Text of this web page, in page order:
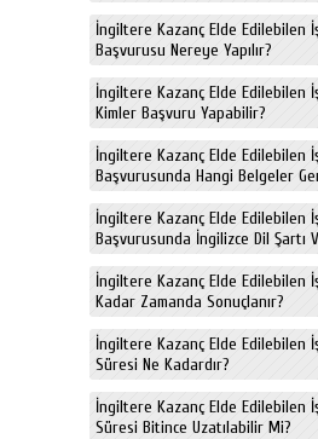
İngiltere Kazanç Elde Edilebilen
Başvurusu Nereye Yapılır?
İngiltere Kazanç Elde Edilebilen
Kimler Başvuru Yapabilir?
İngiltere Kazanç Elde Edilebilen
Başvurusunda Hangi Belgeler
İngiltere Kazanç Elde Edilebilen
Başvurusunda İngilizce Dil Şartı
İngiltere Kazanç Elde Edilebilen
Kadar Zamanda Sonuçlanır?
İngiltere Kazanç Elde Edilebilen
Süresi Ne Kadardır?
İngiltere Kazanç Elde Edilebilen
Süresi Bitince Uzatılabilir Mi?